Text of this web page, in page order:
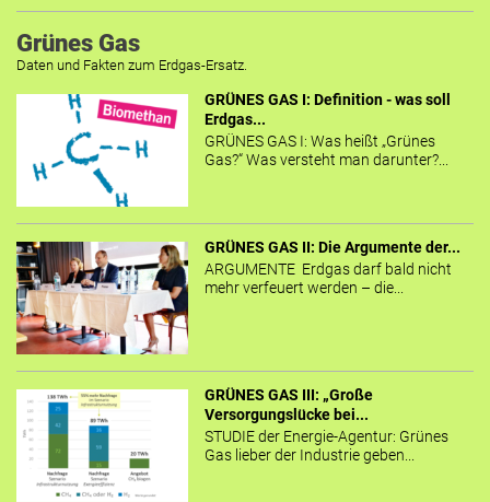
Grünes Gas
Daten und Fakten zum Erdgas-Ersatz.
GRÜNES GAS I: Definition - was soll
Erdgas...
GRÜNES GAS I: Was heißt „Grünes
Gas?“ Was versteht man darunter?...
GRÜNES GAS II: Die Argumente der...
ARGUMENTE Erdgas darf bald nicht
mehr verfeuert werden – die...
GRÜNES GAS III: „Große
Versorgungslücke bei...
STUDIE der Energie-Agentur: Grünes
Gas lieber der Industrie geben...